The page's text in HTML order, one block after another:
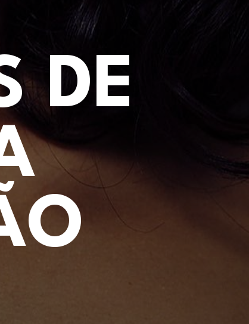
DE